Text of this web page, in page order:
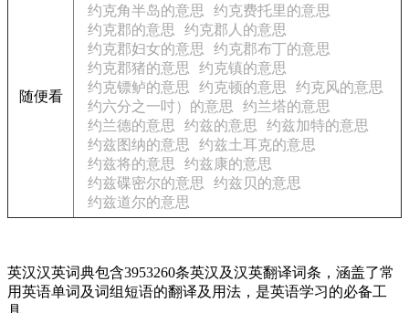
随便看
约克角半岛的意思
约克费托里的意思
约克郡的意思
约克郡人的意思
约克郡妇女的意思
约克郡布丁的意思
约克郡猪的意思
约克镇的意思
约克镖鲈的意思
约克顿的意思
约克风的意思
约六分之一吋）的意思
约兰塔的意思
约兰德的意思
约兹的意思
约兹加特的意思
约兹图纳的意思
约兹土耳克的意思
约兹将的意思
约兹康的意思
约兹碟密尔的意思
约兹贝的意思
约兹道尔的意思
英汉汉英词典包含3953260条英汉及汉英翻译词条，涵盖了常
用英语单词及词组短语的翻译及用法，是英语学习的必备工